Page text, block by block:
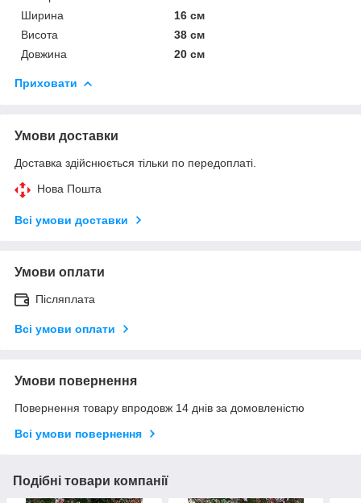
Ширина
16 см
Висота
38 см
Довжина
20 см
Приховати
Умови доставки
Доставка здійснюється тільки по передоплаті.
Нова Пошта
Всі умови доставки
Умови оплати
Післяплата
Всі умови оплати
Умови повернення
Повернення товару впродовж 14 днів за домовленістю
Всі умови повернення
Подібні товари компанії